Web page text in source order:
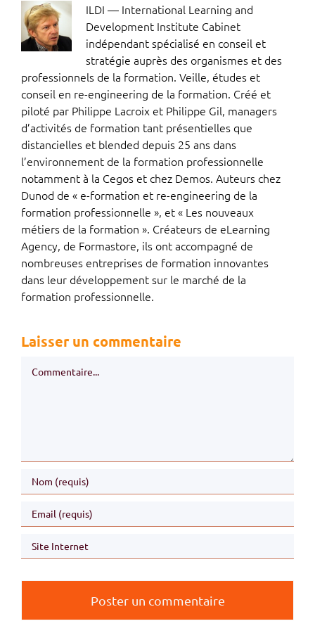
ILDI — International Learning and
Development Institute Cabinet
indépendant spécialisé en conseil et
stratégie auprès des organismes et des
professionnels de la formation. Veille, études et
conseil en re-engineering de la formation. Créé et
piloté par Philippe Lacroix et Philippe Gil, managers
d’activités de formation tant présentielles que
distancielles et blended depuis 25 ans dans
l’environnement de la formation professionnelle
notamment à la Cegos et chez Demos. Auteurs chez
Dunod de « e-formation et re-engineering de la
formation professionnelle », et « Les nouveaux
métiers de la formation ». Créateurs de eLearning
Agency, de Formastore, ils ont accompagné de
nombreuses entreprises de formation innovantes
dans leur développement sur le marché de la
formation professionnelle.
Laisser un commentaire
Commentaire